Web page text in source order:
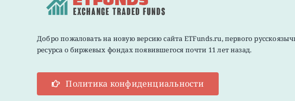
Добро пожаловать на новую версию сайта ETFunds.ru, первого
ресурса о биржевых фондах появившегося почти 11 лет назад.
Политика конфиденциальности